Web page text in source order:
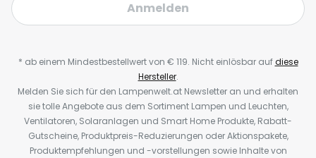
Anmelden
* ab einem Mindestbestellwert von € 119. Nicht einlösbar aufdiese
Hersteller.
Melden Sie sich für den Lampenwelt.at Newsletter an und erhalten
sie tolle Angebote aus dem Sortiment Lampen und Leuchten,
Ventilatoren, Solaranlagen und Smart Home Produkte, Rabatt-
Gutscheine, Produktpreis-Reduzierungen oder Aktionspakete,
Produktempfehlungen und -vorstellungen sowie Inhalte von